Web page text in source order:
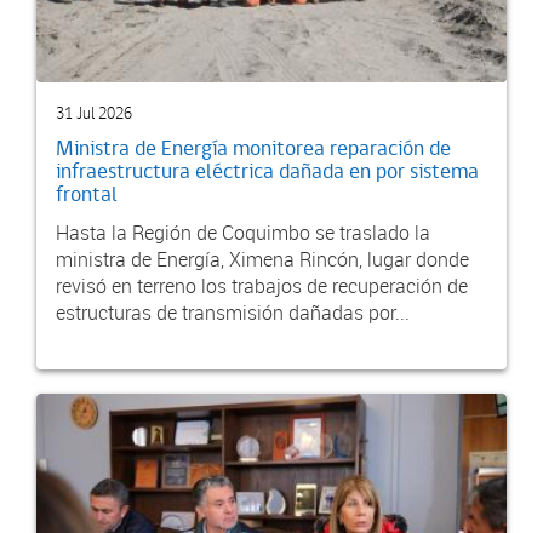
31 Jul 2026
Ministra de Energía monitorea reparación de
infraestructura eléctrica dañada en por sistema
frontal
Hasta la Región de Coquimbo se traslado la
ministra de Energía, Ximena Rincón, lugar donde
revisó en terreno los trabajos de recuperación de
estructuras de transmisión dañadas por...